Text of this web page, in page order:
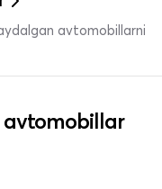
avtomobillarni
avtomobillar